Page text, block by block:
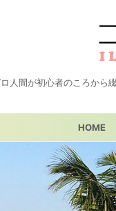
人間が初心者のころか
HOME